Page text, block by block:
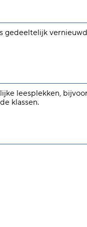
gedeeltelijk
leesplekken,
klassen.